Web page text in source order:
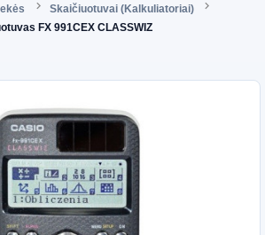
Skaičiuotuvai (Kalkuliatoriai)
FX 991CEX CLASSWIZ